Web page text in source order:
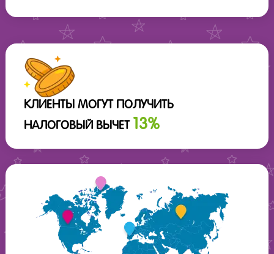
КЛИЕНТЫ МОГУТ ПОЛУЧИТЬ
НАЛОГОВЫЙ ВЫЧЕТ
13%